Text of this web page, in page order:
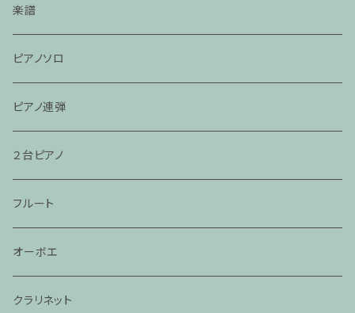
楽譜
ピアノソロ
ピアノ連弾
２台ピアノ
フルート
オーボエ
クラリネット